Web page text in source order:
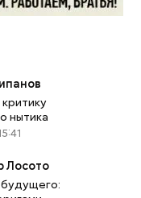
нытика
Лосото